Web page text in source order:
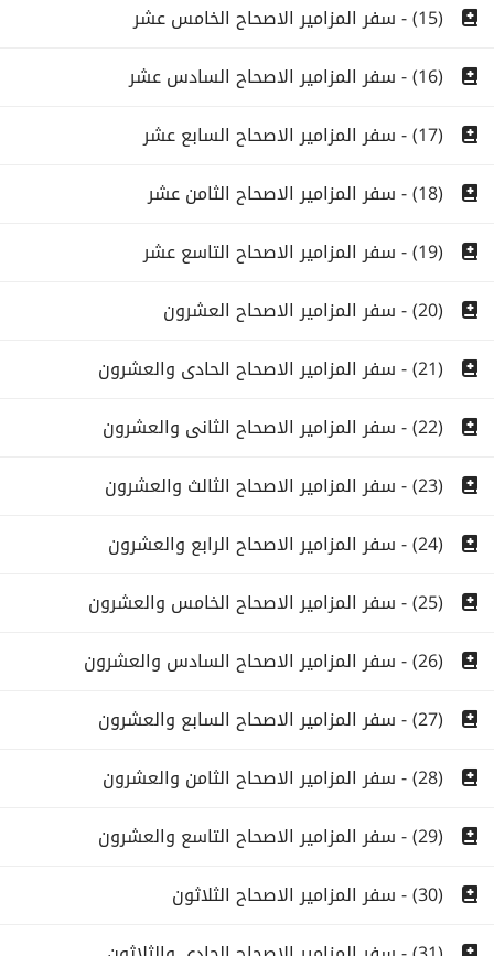
(15) - سفر المزامير الاصحاح الخامس عشر
(16) - سفر المزامير الاصحاح السادس عشر
(17) - سفر المزامير الاصحاح السابع عشر
(18) - سفر المزامير الاصحاح الثامن عشر
(19) - سفر المزامير الاصحاح التاسع عشر
(20) - سفر المزامير الاصحاح العشرون
(21) - سفر المزامير الاصحاح الحادى والعشرون
(22) - سفر المزامير الاصحاح الثانى والعشرون
(23) - سفر المزامير الاصحاح الثالث والعشرون
(24) - سفر المزامير الاصحاح الرابع والعشرون
(25) - سفر المزامير الاصحاح الخامس والعشرون
(26) - سفر المزامير الاصحاح السادس والعشرون
(27) - سفر المزامير الاصحاح السابع والعشرون
(28) - سفر المزامير الاصحاح الثامن والعشرون
(29) - سفر المزامير الاصحاح التاسع والعشرون
(30) - سفر المزامير الاصحاح الثلاثون